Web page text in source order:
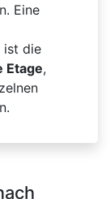
Eine
ist die
Etage,